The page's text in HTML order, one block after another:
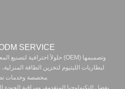
SERVICE
مخصصة وخدمات تصنيع مرنة.